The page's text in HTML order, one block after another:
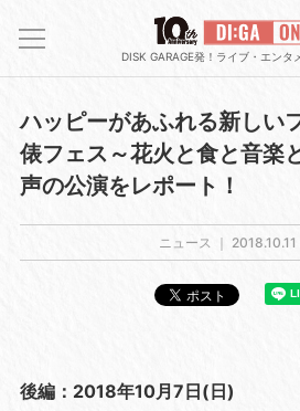
DISK GARAGE発！ライブ・エンタ
ハッピーがあふれる新しい
俵フェス～花火と食と音楽
声の公演をレポート！
ニュース ｜
後編：2018年10月7日(日)